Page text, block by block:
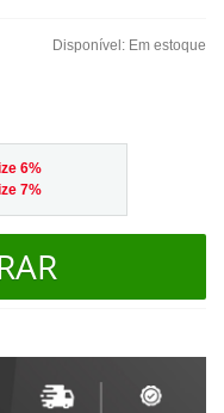
Disponível: Em estoque
6%
7%